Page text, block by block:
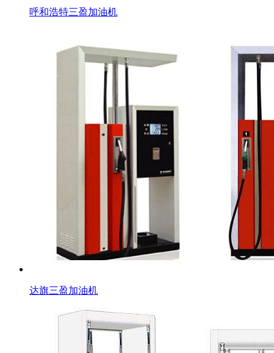
呼和浩特三盈加油机
达旗三盈加油机